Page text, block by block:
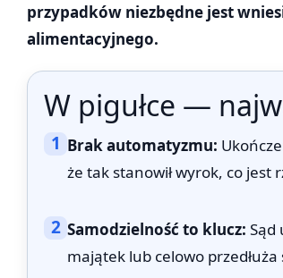
przypadków niezbędne jest
alimentacyjnego.
W pigułce —
1 Brak automatyzmu:
że tak stanowił wyrok, co jest
2 Samodzielność to klucz: Sąd
majątek lub celowo